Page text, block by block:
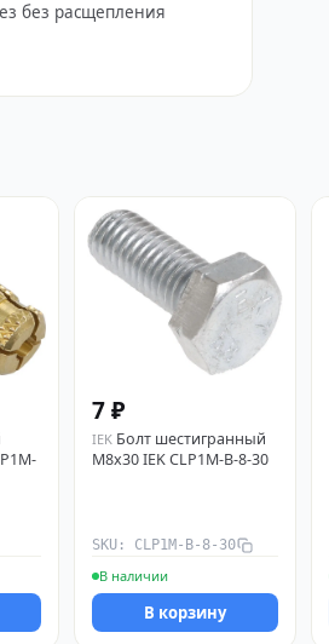
без расщепления
7 ₽
IEK Болт шестигранный
М8х30 IEK CLP1M-B-8-30
SKU: CLP1M-B-8-30
В наличии
В корзину